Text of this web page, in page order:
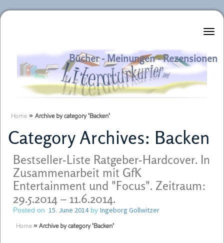
Literaturkurier.net
Bücher - Meinungen - Rezensionen
Home » Archive by category 'Backen'
Category Archives: Backen
Bestseller-Liste Ratgeber-Hardcover. In
Zusammenarbeit mit GfK
Entertainment und "Focus". Zeitraum:
29.5.2014 – 11.6.2014.
Posted on 15. June 2014by Ingeborg Gollwitzer
Home » Archive by category 'Backen'